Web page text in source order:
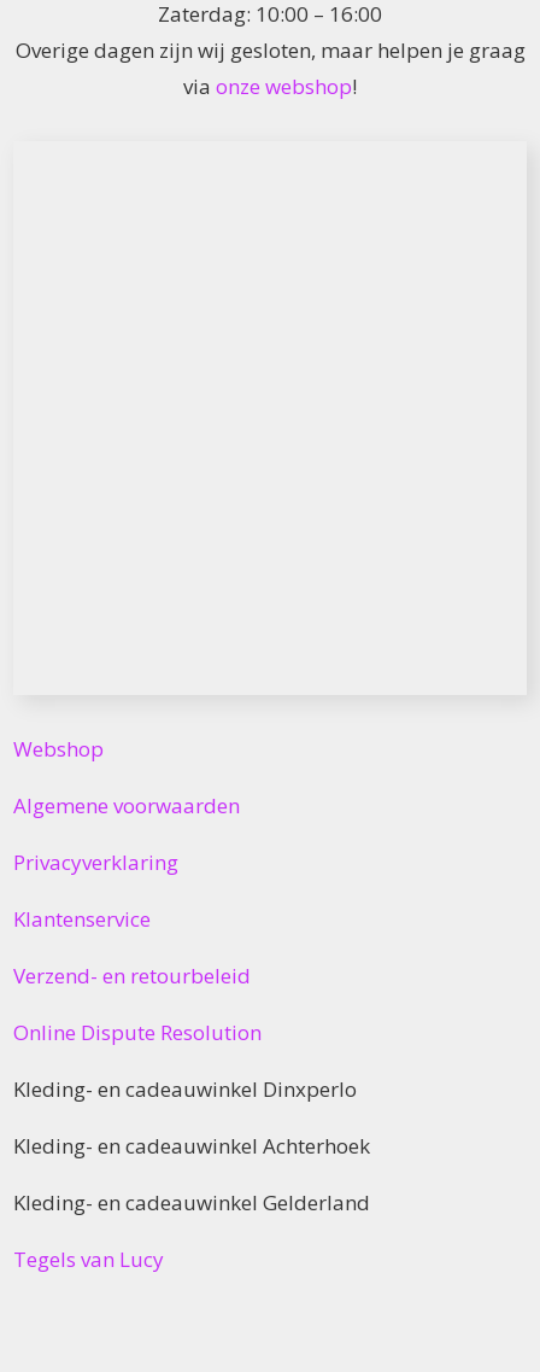
Zaterdag: 10:00 – 16:00
Overige dagen zijn wij gesloten, maar helpen je graag
via onze webshop!
Webshop
Algemene voorwaarden
Privacyverklaring
Klantenservice
Verzend- en retourbeleid
Online Dispute Resolution
Kleding- en cadeauwinkel Dinxperlo
Kleding- en cadeauwinkel Achterhoek
Kleding- en cadeauwinkel Gelderland
Tegels van Lucy